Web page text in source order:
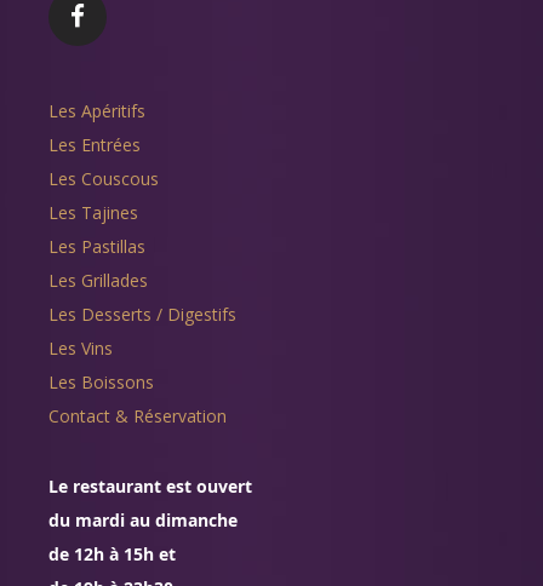
Les Apéritifs
Les Entrées
Les Couscous
Les Tajines
Les Pastillas
Les Grillades
Les Desserts / Digestifs
Les Vins
Les Boissons
Contact & Réservation
Le restaurant est ouvert
du mardi au dimanche
de 12h à 15h et